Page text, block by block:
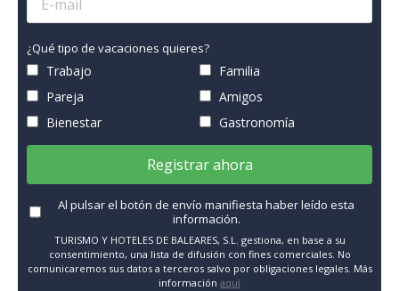
¿Qué tipo de vacaciones quieres?
Trabajo
Familia
Pareja
Amigos
Bienestar
Gastronomía
Registrar ahora
Al pulsar el botón de envío manifiesta haber leído esta
información.
TURISMO Y HOTELES DE BALEARES, S.L. gestiona, en base a su
consentimiento, una lista de difusión con fines comerciales. No
comunicaremos sus datos a terceros salvo por obligaciones legales. Más
información aquí